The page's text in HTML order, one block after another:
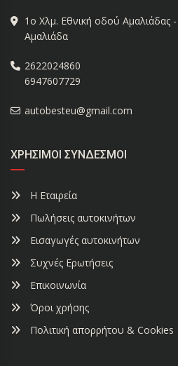
1ο Χλμ. Εθνική οδού Αμαλιάδας
Αμαλιάδα
2622024860
6947607729
autobesteu@gmail.com
ΧΡΉΣΙΜΟΙ ΣΎΝΔΕΣΜΟΙ
Η Εταιρεία
Πωλήσεις αυτοκινήτων
Εισαγωγές αυτοκινήτων
Συχνές Ερωτήσεις
Επικοινωνία
Όροι χρήσης
Πολιτική απορρήτου & Cookies